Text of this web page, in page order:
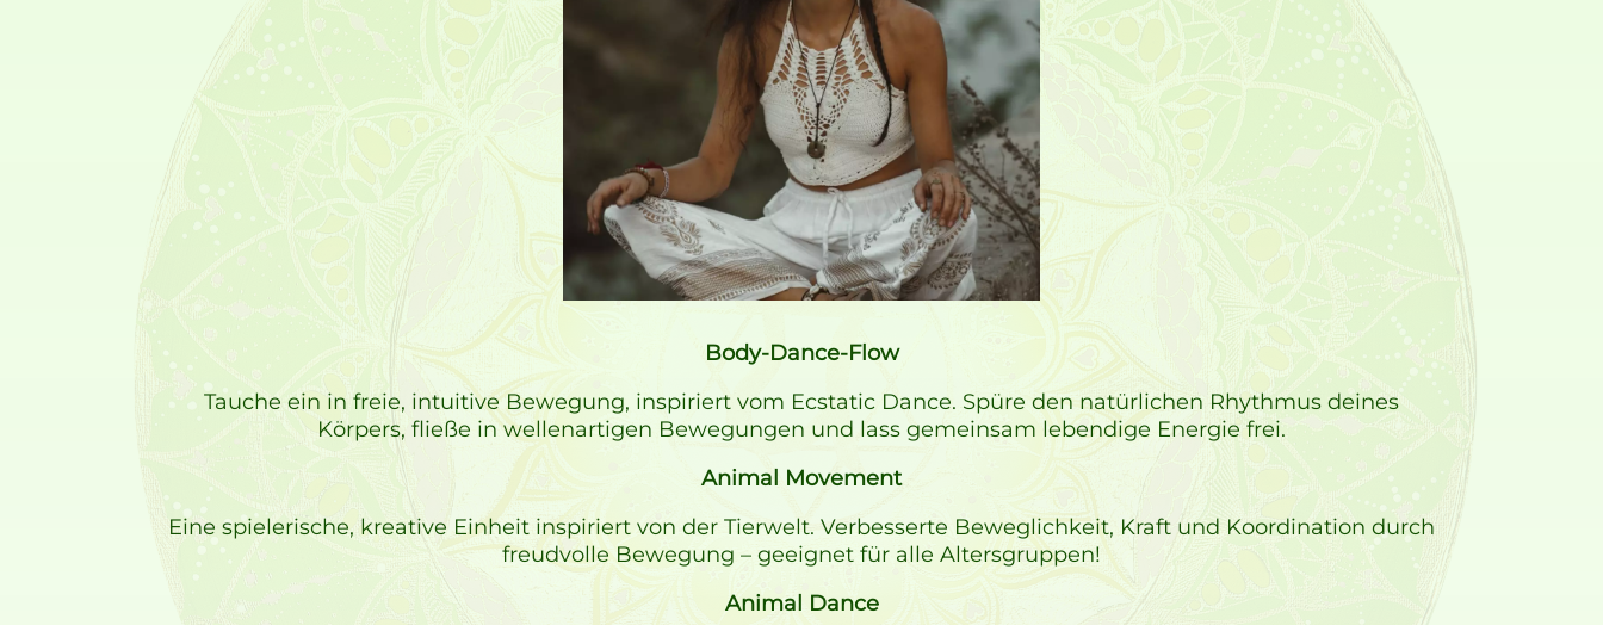
Body-Dance-Flow
Tauche ein in freie, intuitive Bewegung, inspiriert vom Ecstatic Dance. Spüre den natürlichen Rhythmus deines
Körpers, fließe in wellenartigen Bewegungen und lass gemeinsam lebendige Energie frei.
Animal Movement
Eine spielerische, kreative Einheit inspiriert von der Tierwelt. Verbesserte Beweglichkeit, Kraft und Koordination durch
freudvolle Bewegung – geeignet für alle Altersgruppen!
Animal Dance